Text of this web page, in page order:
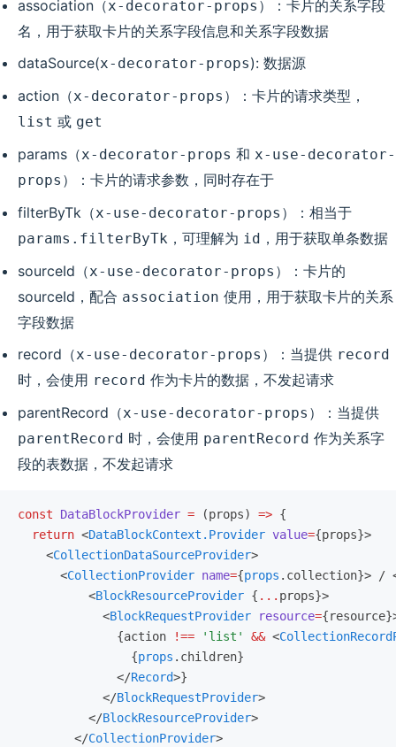
association（x-decorator-props ）：卡片的关系字段
名，用于获取卡片的关系字段信息和关系字段数据
dataSource(x-decorator-props): 数据源
action（x-decorator-props ）：卡片的请求类型，
list 或 get
params（x-decorator-props 和 x-use-decorator-
props ）：卡片的请求参数，同时存在于
filterByTk（x-use-decorator-props ）：相当于
params.filterByTk ，可理解为 id ，用于获取单条数据
sourceId（x-use-decorator-props ）：卡片的
sourceId，配合 association 使用，用于获取卡片的关系
字段数据
record（x-use-decorator-props ）：当提供 record
时，会使用 record 作为卡片的数据，不发起请求
parentRecord（x-use-decorator-props ）：当提供
parentRecord 时，会使用 parentRecord 作为关系字
段的表数据，不发起请求
const DataBlockProvider = (props) => {
  return
<DataBlockContext.Provider value={props}>
    <
CollectionDataSourceProvider>
      <
CollectionProvider name={props .collection}> /
          <
BlockResourceProvider { ... props}>
            <
BlockRequestProvider resource=
              {action
!== 'list' && <
                {
props .children}
              </
Record>}
            </
BlockRequestProvider>
          </
BlockResourceProvider>
        </
CollectionProvider>